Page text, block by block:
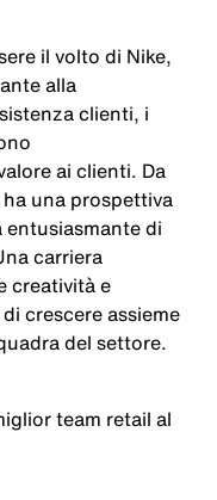
il volto di Nike,
alla
clienti, i
ai clienti. Da
una prospettiva
di
carriera
creatività e
crescere assieme
del settore.
team retail al